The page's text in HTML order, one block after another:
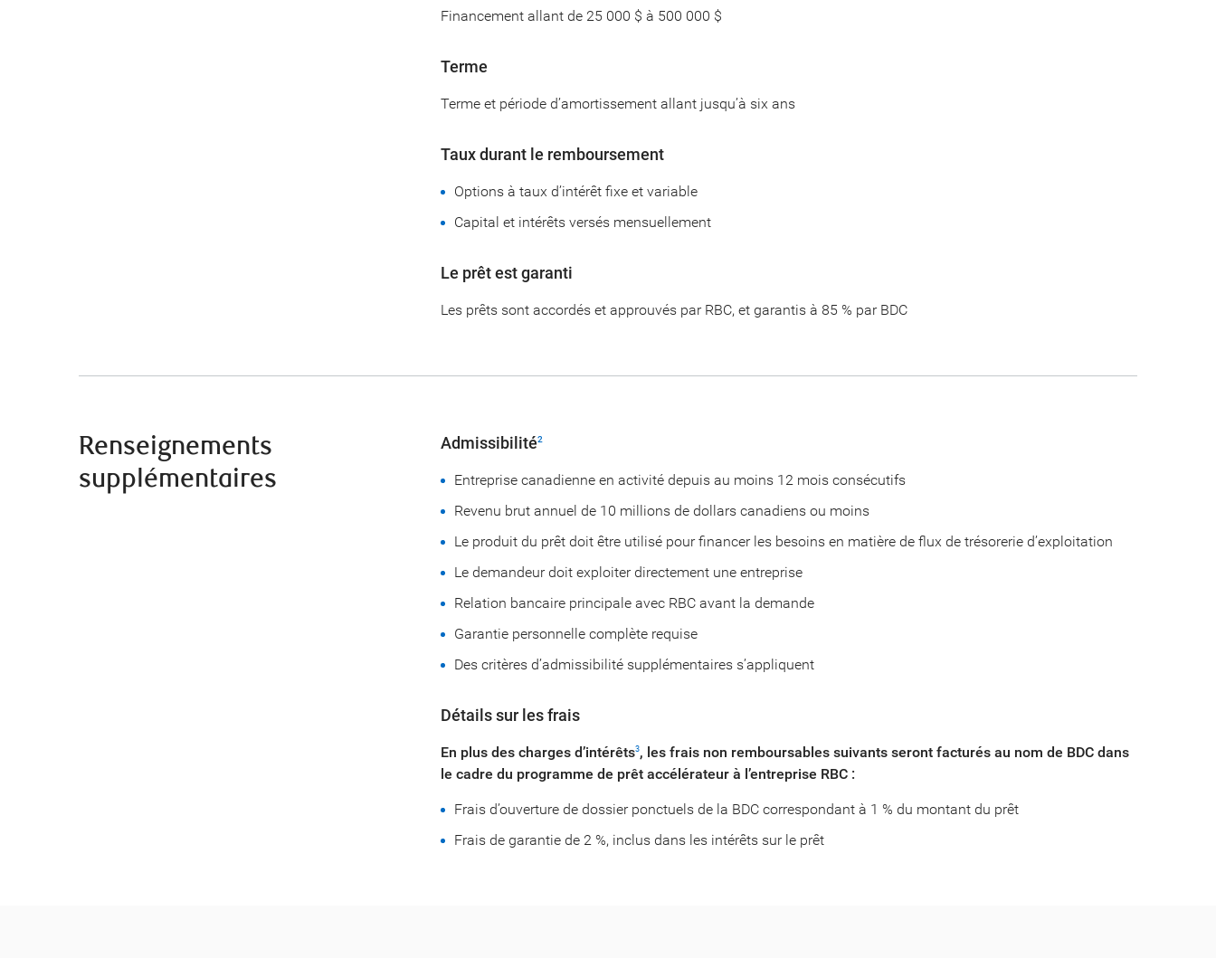
Financement allant de 25 000 $ à 500 000 $
Terme
Terme et période d’amortissement allant jusqu’à six ans
Taux durant le remboursement
Options à taux d’intérêt fixe et variable
Capital et intérêts versés mensuellement
Le prêt est garanti
Les prêts sont accordés et approuvés par RBC, et garantis à 85 % par BDC
Renseignements
supplémentaires
Admissibilité2
Entreprise canadienne en activité depuis au moins 12 mois consécutifs
Revenu brut annuel de 10 millions de dollars canadiens ou moins
Le produit du prêt doit être utilisé pour financer les besoins en matière de flux de trésorerie d’exploitation
Le demandeur doit exploiter directement une entreprise
Relation bancaire principale avec RBC avant la demande
Garantie personnelle complète requise
Des critères d’admissibilité supplémentaires s’appliquent
Détails sur les frais
En plus des charges d’intérêts3, les frais non remboursables suivants seront facturés au nom de BDC dans
le cadre du programme de prêt accélérateur à l’entreprise RBC :
Frais d’ouverture de dossier ponctuels de la BDC correspondant à 1 % du montant du prêt
Frais de garantie de 2 %, inclus dans les intérêts sur le prêt